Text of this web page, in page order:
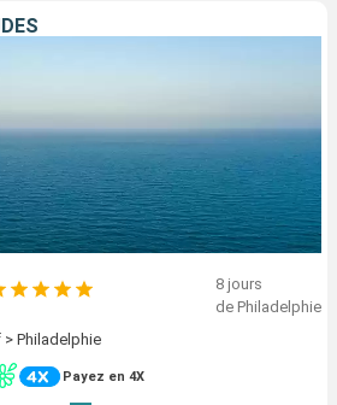
8 jours
de Philadelphie
> Philadelphie
Payez en 4X